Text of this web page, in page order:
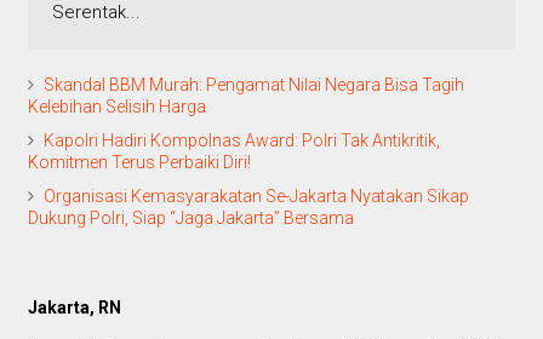
Serentak...
Skandal BBM Murah: Pengamat Nilai Negara Bisa Tagih
Kelebihan Selisih Harga
Kapolri Hadiri Kompolnas Award: Polri Tak Antikritik,
Komitmen Terus Perbaiki Diri!
Organisasi Kemasyarakatan Se-Jakarta Nyatakan Sikap
Dukung Polri, Siap “Jaga Jakarta” Bersama
Jakarta, RN